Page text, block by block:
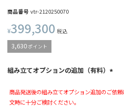
商品番号 vtr-2120250070
¥399,300 税込
3,630ポイント
組み立てオプションの追加（有料）
商品発送後の組み立てオプション追加のご依
文時に十分ご検討ください。